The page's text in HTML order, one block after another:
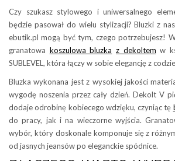
Czy szukasz stylowego i uniwersalnego
będzie pasował do wielu stylizacji? Bluzki z
ebutik.pl mogą być tym, czego potrzebujesz!
granatowa koszulowa bluzka z dekoltem w
SUBLEVEL, która łączy w sobie elegancję z
Bluzka wykonana jest z wysokiej jakości
wygodę noszenia przez cały dzień. Dekolt V
dodaje odrobinę kobiecego wdzięku, czyniąc tę
do pracy, jak i na wieczorne wyjścia.
wybór, który doskonale komponuje się z
od jasnych jeansów po eleganckie spódnice.